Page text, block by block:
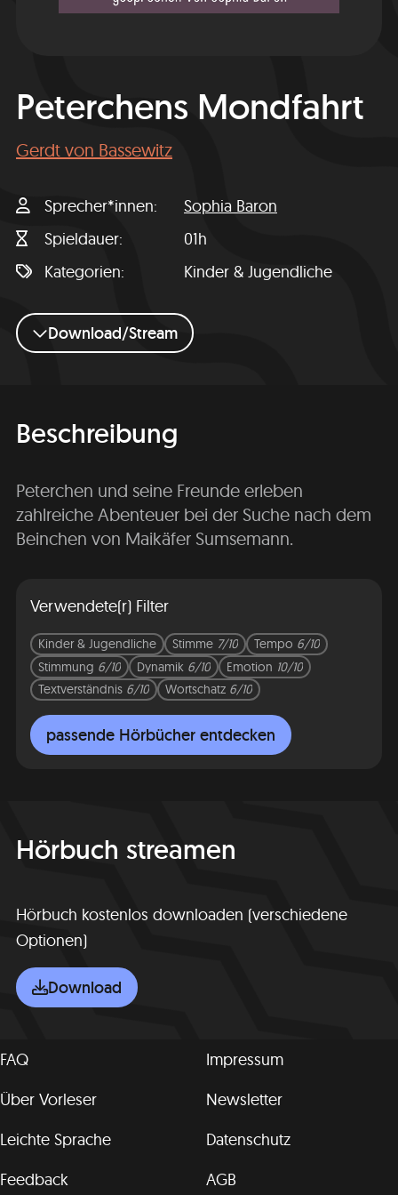
Peterchens Mondfahrt
Gerdt von Bassewitz
Sprecher*innen
Sophia Baron
Spieldauer
01h
Kategorien
Kinder & Jugendliche
Download/Stream
Beschreibung
Peterchen und seine Freunde erleben
zahlreiche Abenteuer bei der Suche nach dem
Beinchen von Maikäfer Sumsemann.
Verwendete(r) Filter
Kinder & Jugendliche Stimme 7/10 Tempo 6/10
Stimmung 6/10 Dynamik 6/10 Emotion 10/10
Textverständnis 6/10 Wortschatz 6/10
passende Hörbücher entdecken
Hörbuch streamen
Hörbuch kostenlos downloaden (verschiedene
Optionen)
Download
FAQ
Über Vorleser
Leichte Sprache
Feedback
Impressum
Newsletter
Datenschutz
AGB